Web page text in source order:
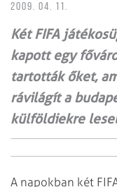
2009. 04. 11.
Két FIFA
kapott egy
tartották őket,
rávilágít a
külföldiekre
A napokban két